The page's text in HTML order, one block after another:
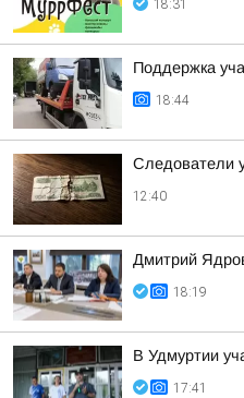
18:31
Поддержка
18:44
Следователи
12:40
Дмитрий
18:19
В Удмуртии
17:41